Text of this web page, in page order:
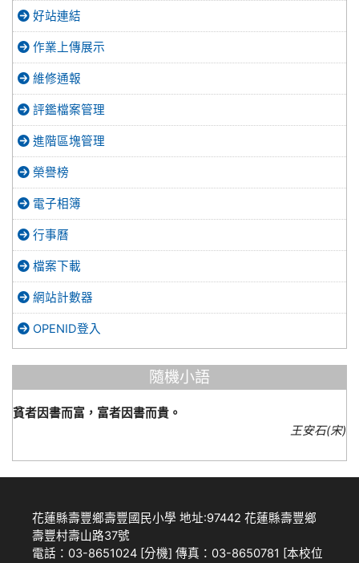
好站連結
作業上傳展示
維修通報
評鑑檔案管理
進階區塊管理
榮譽榜
電子相簿
行事曆
檔案下載
網站計數器
OPENID登入
隨機小語
貧者因書而富，富者因書而貴。
王安石(宋)
花蓮縣壽豐鄉壽豐國民小學 地址:97442 花蓮縣壽豐鄉
壽豐村壽山路37號
電話：03-8651024 [分機] 傳真：03-8650781 [本校位